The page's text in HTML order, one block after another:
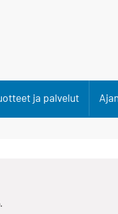
ja palvelut